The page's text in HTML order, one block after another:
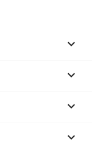



keyboard_arrow_down